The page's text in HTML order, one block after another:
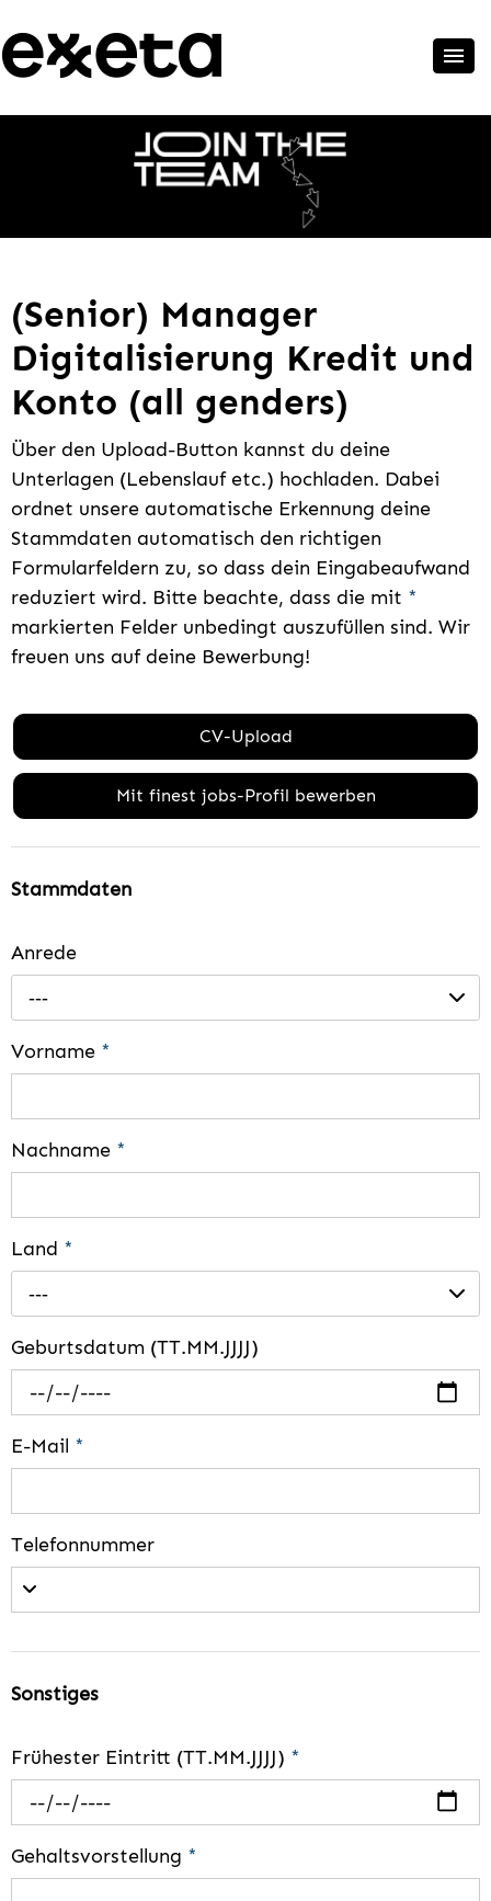
(Senior) Manager
Digitalisierung Kredit und
Konto (all genders)
Über den Upload-Button kannst du deine
Unterlagen (Lebenslauf etc.) hochladen. Dabei
ordnet unsere automatische Erkennung deine
Stammdaten automatisch den richtigen
Formularfeldern zu, so dass dein Eingabeaufwand
reduziert wird. Bitte beachte, dass die mit *
markierten Felder unbedingt auszufüllen sind. Wir
freuen uns auf deine Bewerbung!
CV-Upload
Mit finest jobs-Profil bewerben
Stammdaten
Anrede
---
Vorname *
Nachname *
Land *
---
Geburtsdatum (TT.MM.JJJJ)
E-Mail *
Telefonnummer
Sonstiges
Frühester Eintritt (TT.MM.JJJJ) *
Gehaltsvorstellung *